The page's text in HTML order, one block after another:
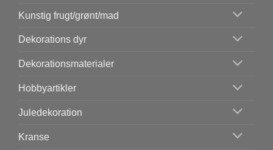
Kunstig frugt/grønt/mad
Dekorations dyr
Dekorationsmaterialer
Hobbyartikler
Juledekoration
Kranse